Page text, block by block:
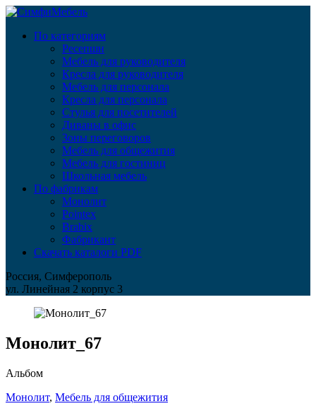
По категориям
Ресепшн
Мебель для руководителя
Кресла для руководителя
Мебель для персонала
Кресла для персонала
Стулья для посетителей
Диваны в офис
Зоны переговоров
Мебель для общежития
Мебель для гостиниц
Школьная мебель
По фабрикам
Монолит
Pointex
Brabix
Фабрикант
Скачать каталоги PDF
Россия, Симферополь
ул. Линейная 2 корпус 3
Монолит_67
Альбом
Монолит, Мебель для общежития